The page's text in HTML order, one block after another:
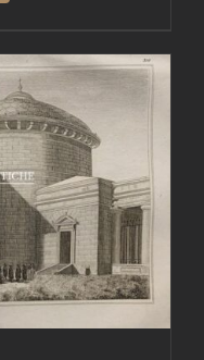
/ DETTAGLI